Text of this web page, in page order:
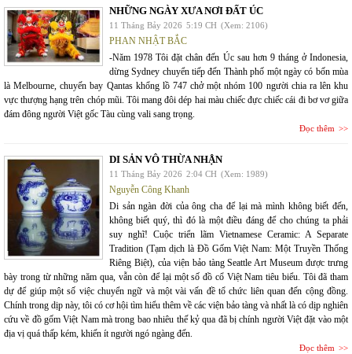
NHỮNG NGÀY XƯA NƠI ĐẤT ÚC
11 Tháng Bảy 2026 5:19 CH (Xem: 2106)
PHAN NHẬT BẮC
-Năm 1978 Tôi đặt chân đến Úc sau hơn 9 tháng ở Indonesia,
dừng Sydney chuyển tiếp đến Thành phố một ngày có bốn mùa
là Melbourne, chuyến bay Qantas khổng lồ 747 chở một nhóm 100 người chia ra lên khu
vực thượng hạng trên chóp mũi. Tôi mang đôi dép hai màu chiếc đực chiếc cái đi bơ vơ giữa
đám đông người Việt gốc Tàu cùng vali sang trọng.
Đọc thêm
DI SẢN VÔ THỪA NHẬN
11 Tháng Bảy 2026 2:04 CH (Xem: 1989)
Nguyễn Công Khanh
Di sản ngàn đời của ông cha để lại mà mình không biết đến,
không biết quý, thì đó là một điều đáng để cho chúng ta phải
suy nghĩ! Cuộc triển lãm Vietnamese Ceramic: A Separate
Tradition (Tạm dịch là Đồ Gốm Việt Nam: Một Truyền Thống
Riêng Biệt), của viện bảo tàng Seattle Art Museum được trưng
bày trong từ những năm qua, vẫn còn để lại một số đồ cổ Việt Nam tiêu biểu. Tôi đã tham
dự để giúp một số việc chuyển ngữ và một vài vấn đề tổ chức liên quan đến cộng đồng.
Chính trong dịp này, tôi có cơ hội tìm hiểu thêm về các viện bảo tàng và nhất là có dịp nghiên
cứu về đồ gốm Việt Nam mà trong bao nhiêu thế kỷ qua đã bị chính người Việt đặt vào một
địa vị quá thấp kém, khiến ít người ngó ngàng đến.
Đọc thêm